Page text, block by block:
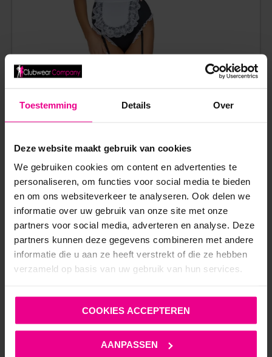
Toestemming Details Over
Deze website maakt gebruik van cookies
We gebruiken cookies om content en advertenties te
personaliseren, om functies voor social media te bieden
en om ons websiteverkeer te analyseren. Ook delen we
informatie over uw gebruik van onze site met onze
partners voor social media, adverteren en analyse. Deze
partners kunnen deze gegevens combineren met andere
informatie die u aan ze heeft verstrekt of die ze hebben
verzameld op basis van uw gebruik van hun services.
COOKIES ACCEPTEREN
AANPASSEN
COTTELLI COLLECTION – WAITRESS – DIENSTMEISJE –
BODY – LYCRA – ZWART – WIT
Op voorraad
59,95
ANDERE MENSEN BEKEKEN OOK: